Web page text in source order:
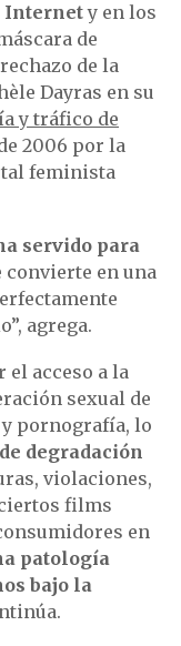
Internety en los
de
de la
Dayras en su
y tráfico de
2006 por la
feminista
servido para
convierte en una
agrega.
el acceso a la
sexual de
pornografía, lo
degradación
violaciones,
films
en
patología
bajo la